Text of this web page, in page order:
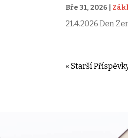
Bře 31, 2026
21.4.2026 Den
« Starší